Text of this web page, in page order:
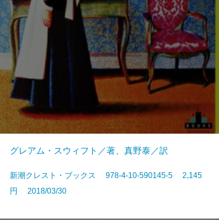
グレアム・スウィフト／著、真野泰／訳
新潮クレスト・ブックス 978-4-10-590145-5 2,145
円 2018/03/30